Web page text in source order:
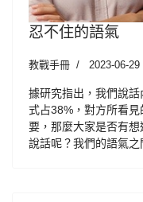
忍不住的語氣
教戰手冊 2023-06-29
據研究指出，我們說
式占38%，對方所看
要，那麼大家是否有
說話呢？我們的語氣